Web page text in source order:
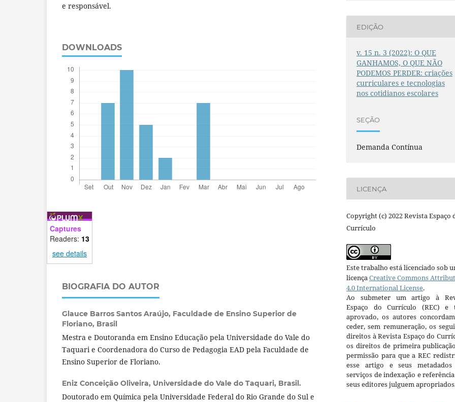
e responsável.
DOWNLOADS
Captures
Readers: 13
see details
BIOGRAFIA DO AUTOR
Glauce Barros Santos Araújo, Faculdade de Ensino Superior de
Floriano, Brasil
Mestra e Doutoranda em Ensino Educação pela Universidade do Vale do
Taquari e Coordenadora do Curso de Pedagogia EAD pela Faculdade de
Ensino Superior de Floriano.
Eniz Conceição Oliveira, Universidade do Vale do Taquari, Brasil.
Doutorado em Química pela Universidade Federal do Rio Grande do Sul e
EDIÇÃO
v. 15 n. 3 (2022): O QUE
GANHAMOS, O QUE NÃO
PODEMOS PERDER: criações
curriculares e tecnologias
nos cotidianos escolares
SEÇÃO
Demanda Contínua
LICENÇA
Copyright (c) 2022 Revista Espaço
Currículo
Este trabalho está licenciado sob
licençaCreative Commons
4.0 International License.
Ao submeter um artigo à
Espaço do Currículo (REC) e
aprovado, os autores
ceder, sem remuneração, os
direitos à Revista Espaço do
os direitos de primeira
permissão para que a REC
esse artigo e seus metadados
serviços de indexação e
seus editores julguem